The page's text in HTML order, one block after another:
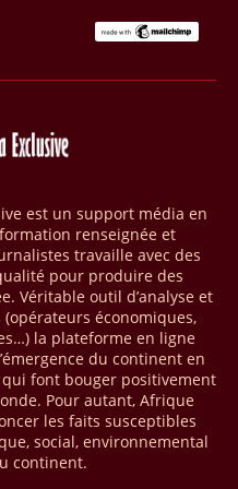
mondiale des opérateurs de
au cours de l'année
à 2024. Le rapport intitulé
Mobile Money 2026 » précise
qui s’est établie à 2091
L’Afrique a également
transactions de Mobile money
avec environ 92 milliards de
sur un total de 125 milliards
Boston Consulting Group, et
Women in Creative Industries
de l'économie créative africaine
négligé. Ce secteur,
est un support média en
renseignée et
travaille avec des
pour produire des
Véritable outil d’analyse et
économiques,
la plateforme en ligne
du continent en
font bouger positivement
Pour autant, Afrique
les faits susceptibles
social, environnemental
continent.